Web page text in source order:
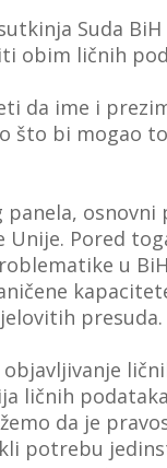
Suda
obim ličnih
da ime i
što bi mogao
panela,
Unije. Pored
u
presuda.
objavljivanje
ličnih
da je
potrebu